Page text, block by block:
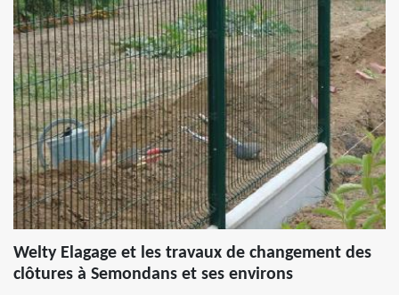
Welty Elagage et les travaux de changement des
clôtures à Semondans et ses environs